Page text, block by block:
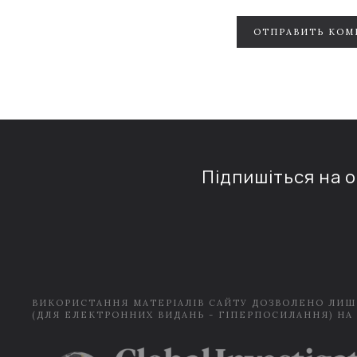
ОТПРАВИТЬ
Підпишіться на
ВИКОРИСТАННЯ МАТЕРІАЛІВ САЙТУ ДОЗВОЛЕНО
(ДЛЯ ЕЛЕКТРОННИХ ВИДАНЬ - ГІПЕРПОСИЛАННЯ) НА